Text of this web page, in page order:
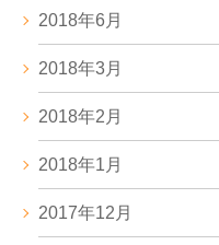
2018年6月
2018年3月
2018年2月
2018年1月
2017年12月